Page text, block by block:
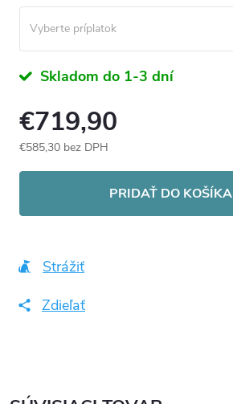
Skladom do 1-3 dní
€719,90
€585,30 bez DPH
PRIDAŤ DO KOŠÍKA
Strážiť
Zdieľať